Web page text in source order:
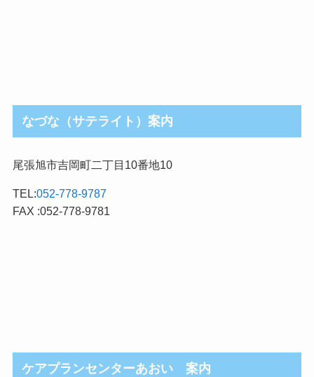
なづな（サテライト）案内
尾張旭市吉岡町二丁目10番地10
TEL:052-778-9787
FAX :052-778-9781
ケアプランセンターあおい 案内